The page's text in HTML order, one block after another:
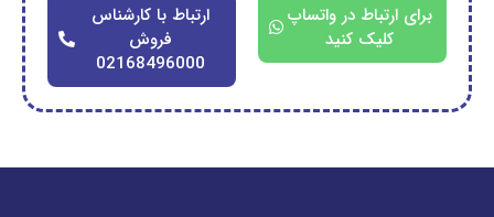
ارتباط با کارشناس
02168496000
در واتساپ
کلیک کنید